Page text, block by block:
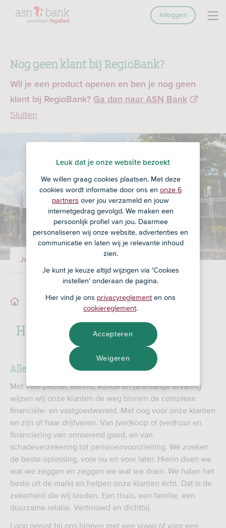
Nog geen klant bij RegioBank?
Wil je een product openen en ben je nog geen
klant bij RegioBank? Ga dan naar ASN Bank
Sluiten
Inloggen
Je adviseur
Ons team
Hul Luigjes Hardeveld
Alles in huis voor jouw zekerheid
Met veel plezier, kennis, kunde en jarenlange ervaring
wijzen wij onze klanten de weg binnen de complexe
financiële- en vastgoedwereld. Met oog voor onze klanten
en zijn of haar drijfveren. Van (ver)koop of (ver)huur en
financiering van onroerend goed, en van
schadeverzekering tot pensioenvoorziening. We zoeken
de beste oplossing, voor nu en voor later. Hierin doen we
wat we zeggen en zeggen we wat we doen. We halen het
beste uit de markt en helpen onze klanten écht. Dat is de
zekerheid die wij bieden. Een thuis, een familie, een
duurzame relatie. Vertrouwd en dichtbij.
Loop gerust bij ons binnen met een vraag of voor een
Leuk dat je onze website bezoekt
We willen graag cookies plaatsen. Met deze
cookies wordt informatie door ons en onze 6
partners over jou verzameld en jouw
internetgedrag gevolgd. We maken een
persoonlijk profiel van jou. Daarmee
personaliseren wij onze website, advertenties en
communicatie en laten wij je relevante inhoud
zien.
Je kunt je keuze altijd wijzigen via 'Cookies
instellen' onderaan de pagina.
Hier vind je ons privacyreglement en ons
cookiereglement.
Weigeren
Accepteren